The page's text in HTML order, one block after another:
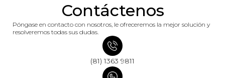
Contáctenos
Póngase en contacto con nosotros, le ofreceremos la mejor solución y
resolveremos todas sus dudas.
(81) 1363 9811